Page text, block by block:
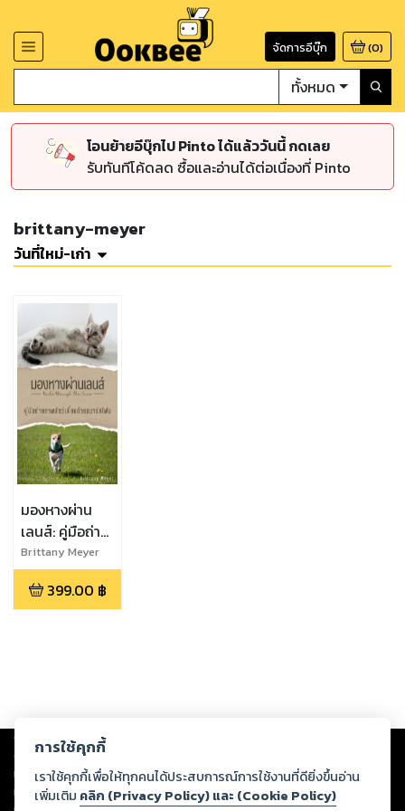
จัดการอีบุ๊ก (0)
ทั้งหมด
โอนย้ายอีบุ๊กไป Pinto ได้แล้ววันนี้ กดเลย
รับทันทีโค้ดลด ซื้อและอ่านได้ต่อเนื่องที่ Pinto
brittany-meyer
วันที่ใหม่-เก่า
มองหางผ่าน
เลนส์: คู่มือถ่าย
ภาพสัตว์เลี้ยง
ด้วยสมาร์ทโฟน
Brittany Meyer
399.00 ฿
Copyright © 2026
ต่อผลงานหรือเนื้อหาใดที่อัปโหลดผ่านเว็บไซต์และปรากฏว่าละเมิดสิทธิใน
ทรัพย์สินทางปัญญาของบุคคลอื่นหรือขัดต่อกฎหมายและศีลธรรม ดังนั้น ผู้อ่าน
ทุกท่านโปรดใช้วิจารณญาณในการกลั่นกรองด้วยตนเอง และหากท่านพบว่าส่วน
การใช้คุกกี้
เราใช้คุกกี้เพื่อให้ทุกคนได้ประสบการณ์การใช้งานที่ดียิ่งขึ้นอ่าน
เพิ่มเติม คลิก (Privacy Policy) และ (Cookie Policy)